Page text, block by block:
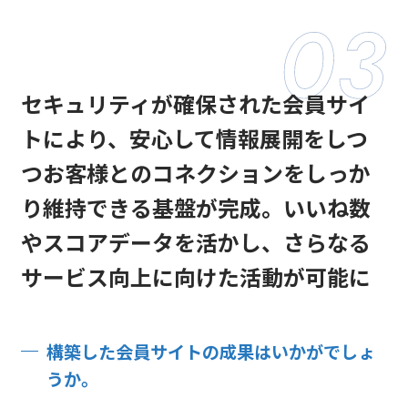
セキュリティが確保された会員サイ
トにより、安心して情報展開をしつ
つお客様とのコネクションをしっか
り維持できる基盤が完成。いいね数
やスコアデータを活かし、さらなる
サービス向上に向けた活動が可能に
構築した会員サイトの成果はいかがでしょ
うか。